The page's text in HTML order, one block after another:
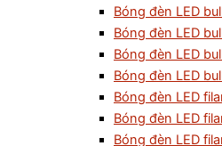
Bóng đèn LED
Bóng đèn LED
Bóng đèn LED
Bóng đèn LED
Bóng đèn LED
Bóng đèn LED
Bóng đèn LED